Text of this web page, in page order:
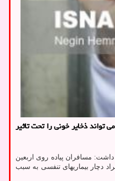
تواند ذخایر خونی را تحت تاثیر
مسافران پیاده روی اربعین
دچار بیماریهای تنفسی به سبب